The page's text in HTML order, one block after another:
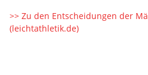
>> Zu den Entscheidungen der
(leichtathletik.de)